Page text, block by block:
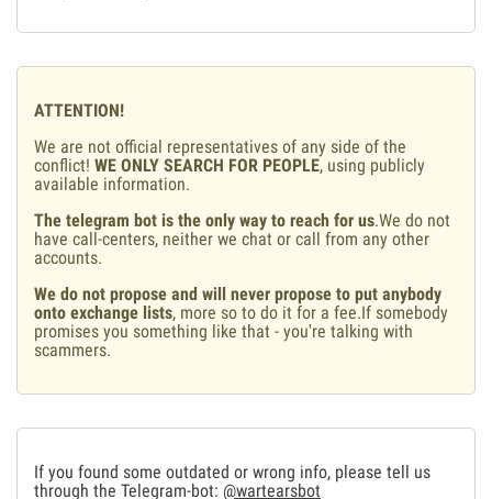
ATTENTION!
We are not official representatives of any side of the
conflict! WE ONLY SEARCH FOR PEOPLE, using publicly
available information.
The telegram bot is the only way to reach for us.We do not
have call-centers, neither we chat or call from any other
accounts.
We do not propose and will never propose to put anybody
onto exchange lists, more so to do it for a fee.If somebody
promises you something like that - you're talking with
scammers.
If you found some outdated or wrong info, please tell us
through the Telegram-bot: @wartearsbot